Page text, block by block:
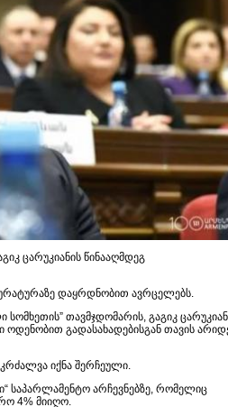
ცარუკიანის წინააღმდეგ
დაყრდნობით ავრცელებს.
სომხეთის” თავმჯდომარის, გაგიკ
გადასახადებისგან თავის
იქნა შერჩეული.
საპარლამენტო არჩევნებზე, რომელიც
4% მიიღო.